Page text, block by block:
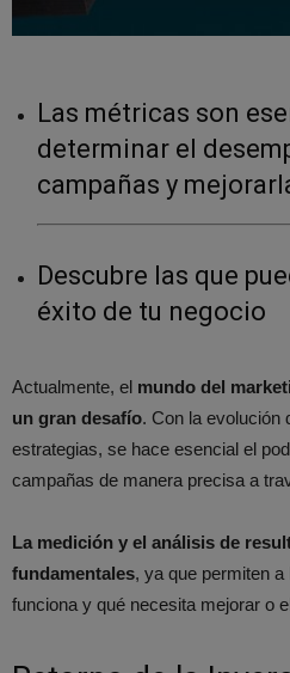
Las métricas son
determinar el
campañas y
Descubre las que
éxito de tu negocio
Actualmente, el mundo del
un gran desafío. Con la evolución
estrategias, se hace esencial el
campañas de manera precisa a
La medición y el análisis de
fundamentales, ya que permiten
funciona y qué necesita mejorar o